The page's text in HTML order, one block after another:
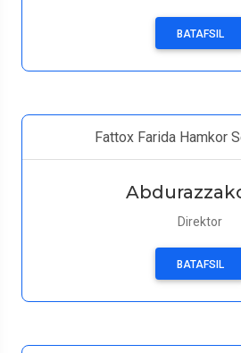
BATAFSIL
Fattox Farida Hamkor
Direktor
BATAFSIL